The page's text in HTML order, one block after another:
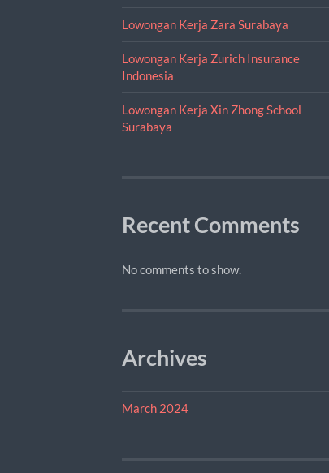
Lowongan Kerja Zara Surabaya
Lowongan Kerja Zurich Insurance
Indonesia
Lowongan Kerja Xin Zhong School
Surabaya
Recent Comments
No comments to show.
Archives
March 2024